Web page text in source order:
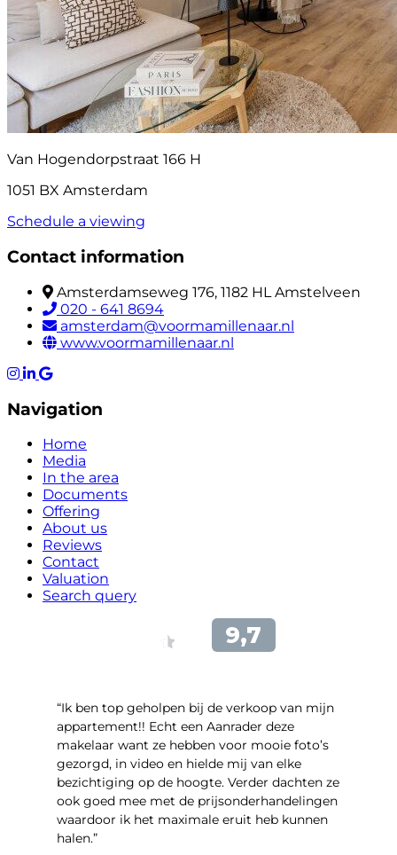
Van Hogendorpstraat 166 H
1051 BX Amsterdam
Schedule a viewing
Contact information
Amsterdamseweg 176, 1182 HL Amstelveen
020 - 641 8694
amsterdam@voormamillenaar.nl
www.voormamillenaar.nl
Navigation
Home
Media
In the area
Documents
Offering
About us
Reviews
Contact
Valuation
Search query
“Ik ben top geholpen bij de verkoop van mijn
appartement!! Echt een Aanrader deze
makelaar want ze hebben voor mooie foto’s
gezorgd, in video en hielde mij van elke
bezichtiging op de hoogte. Verder dachten ze
ook goed mee met de prijsonderhandelingen
waardoor ik het maximale eruit heb kunnen
halen.”